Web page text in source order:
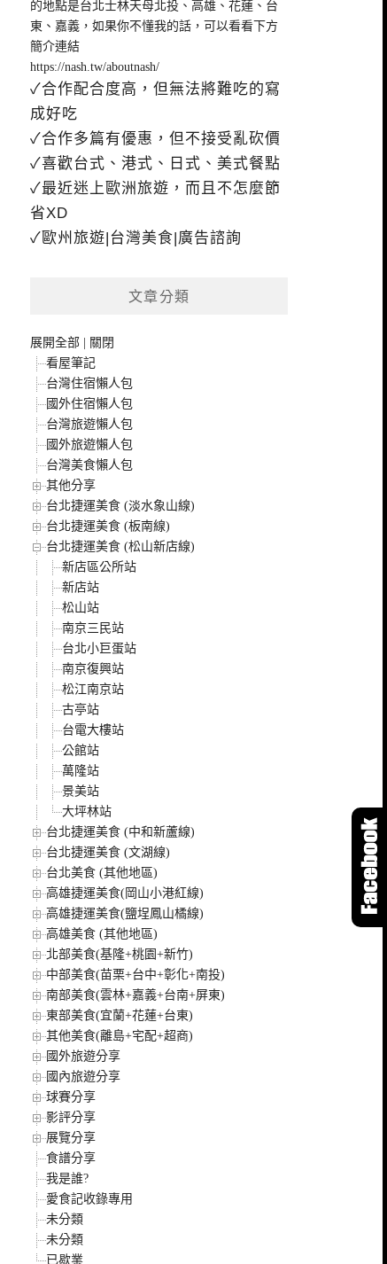
的地點是台北士林天母北投、高雄、花蓮、台
東、嘉義，如果你不懂我的話，可以看看下方
簡介連結
https://nash.tw/aboutnash/
✓合作配合度高，但無法將難吃的寫
成好吃
✓合作多篇有優惠，但不接受亂砍價
✓喜歡台式、港式、日式、美式餐點
✓最近迷上歐洲旅遊，而且不怎麼節
省XD
✓歐州旅遊|台灣美食|廣告諮詢
文章分類
展開全部
關閉
看屋筆記
台灣住宿懶人包
國外住宿懶人包
台灣旅遊懶人包
國外旅遊懶人包
台灣美食懶人包
其他分享
台北捷運美食 (淡水象山線)
台北捷運美食 (板南線)
台北捷運美食 (松山新店線)
新店區公所站
新店站
松山站
南京三民站
台北小巨蛋站
南京復興站
松江南京站
古亭站
台電大樓站
公館站
萬隆站
景美站
大坪林站
台北捷運美食 (中和新蘆線)
台北捷運美食 (文湖線)
台北美食 (其他地區)
高雄捷運美食(岡山小港紅線)
高雄捷運美食(鹽埕鳳山橘線)
高雄美食 (其他地區)
北部美食(基隆+桃園+新竹)
中部美食(苗栗+台中+彰化+南投)
南部美食(雲林+嘉義+台南+屏東)
東部美食(宜蘭+花蓮+台東)
其他美食(離島+宅配+超商)
國外旅遊分享
國內旅遊分享
球賽分享
影評分享
展覽分享
食譜分享
我是誰?
愛食記收錄專用
未分類
未分類
已歇業